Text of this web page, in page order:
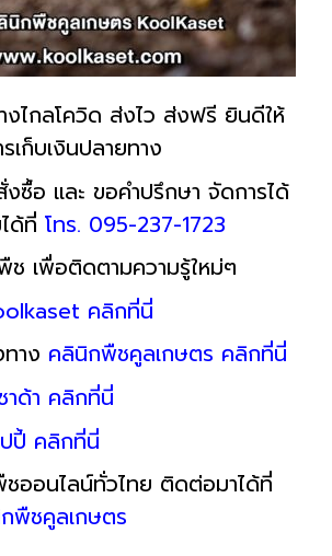
งไกลโควิด ส่งไว ส่งฟรี ยินดีให้
เก็บเงินปลายทาง
ซื้อ และ ขอคำปรึกษา จัดการได้
ด้ที่ โทร. 095-237-1723
ช เพื่อติดตามความรู้ใหม่ๆ
คลิกที่นี่
าง คลินิกพืชคูลเกษตร คลิกที่นี่
าด้า คลิกที่นี่
ปี้ คลิกที่นี่
ชออนไลน์ทั่วไทย ติดต่อมาได้ที่
พืชคูลเกษตร